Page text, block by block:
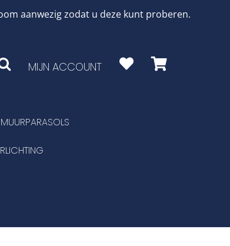
aanwezig zodat u deze kunt proberen.
MIJN ACCOUNT
MUURPARASOLS